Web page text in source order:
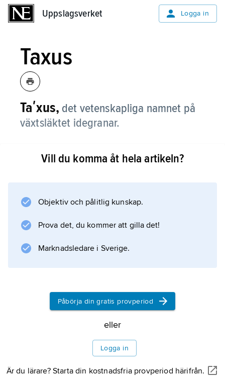
Uppslagsverket Logga in
Taxus
Taʹxus, det vetenskapliga namnet på
växtsläktet idegranar.
Vill du komma åt hela artikeln?
Objektiv och pålitlig kunskap.
Prova det, du kommer att gilla det!
Marknadsledare i Sverige.
Påbörja din gratis provperiod
eller
Logga in
Är du lärare? Starta din kostnadsfria provperiod härifrån.